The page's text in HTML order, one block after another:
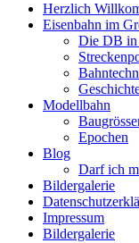
Herzlich
Eisenbahn im
Die DB in
Modellbahn
Epochen
Blog
Darf ich
Bildergalerie
Impressum
Bildergalerie